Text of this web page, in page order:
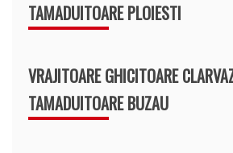
TAMADUITOARE PLOIESTI
VRAJITOARE GHICITOARE
TAMADUITOARE BUZAU